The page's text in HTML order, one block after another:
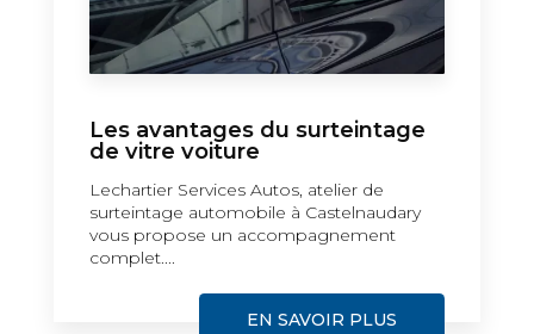
Les avantages du surteintage
de vitre voiture
Lechartier Services Autos, atelier de
surteintage automobile à Castelnaudary
vous propose un accompagnement
complet....
EN SAVOIR PLUS